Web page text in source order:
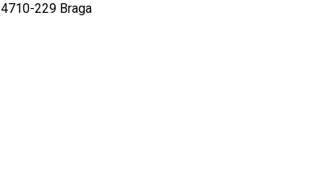
4710-229 Braga